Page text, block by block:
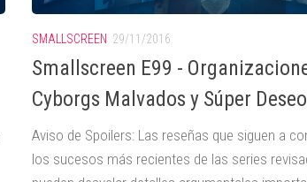
SMALLSCREEN 29/11/2016
Smallscreen E99 -
Cyborgs Malvados y Súper
Aviso de Spoilers: Las reseñas que siguen a
los sucesos más recientes de las series